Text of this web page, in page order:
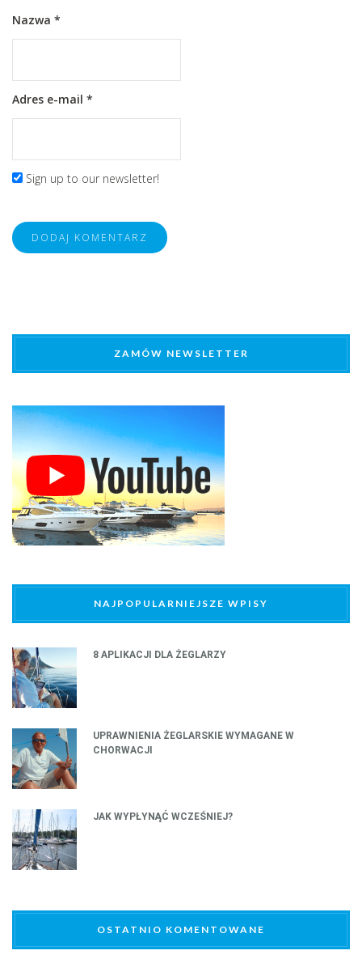
Nazwa *
Adres e-mail *
Sign up to our newsletter!
ZAMÓW NEWSLETTER
NAJPOPULARNIEJSZE WPISY
8 APLIKACJI DLA ŻEGLARZY
UPRAWNIENIA ŻEGLARSKIE WYMAGANE W
CHORWACJI
JAK WYPŁYNĄĆ WCZEŚNIEJ?
OSTATNIO KOMENTOWANE